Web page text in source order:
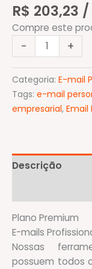
R$ 203,23 /
Compre este
-
mail
Pro
Premium
Mensal
quantidade
+
Categoria: E-mail
Tags: e-mail
empresarial, Email
Descrição
Plano Premium
E-mails
Nossas
possuem todos